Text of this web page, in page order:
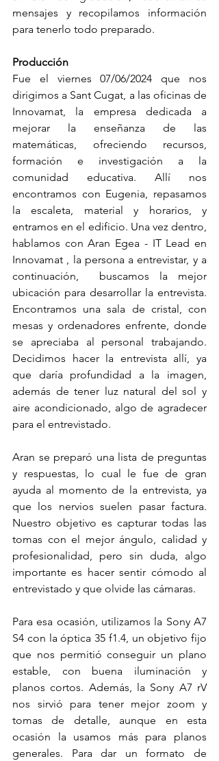
mensajes y recopilamos información
para tenerlo todo preparado.
Producción
Fue el viernes 07/06/2024 que nos
dirigimos a Sant Cugat, a las oficinas de
Innovamat, la empresa dedicada a
mejorar la enseñanza de las
matemáticas, ofreciendo recursos,
formación e investigación a la
comunidad educativa. Allí nos
encontramos con Eugenia, repasamos
la escaleta, material y horarios, y
entramos en el edificio. Una vez dentro,
hablamos con Aran Egea - IT Lead en
Innovamat , la persona a entrevistar, y a
continuación,  buscamos la mejor
ubicación para desarrollar la entrevista.
Encontramos una sala de cristal, con
mesas y ordenadores enfrente, donde
se apreciaba al personal trabajando.
Decidimos hacer la entrevista allí, ya
que daría profundidad a la imagen,
además de tener luz natural del sol y
aire acondicionado, algo de agradecer
para el entrevistado.
Aran se preparó una lista de preguntas
y respuestas, lo cual le fue de gran
ayuda al momento de la entrevista, ya
que los nervios suelen pasar factura.
Nuestro objetivo es capturar todas las
tomas con el mejor ángulo, calidad y
profesionalidad, pero sin duda, algo
importante es hacer sentir cómodo al
entrevistado y que olvide las cámaras.
Para esa ocasión, utilizamos la Sony A7
S4 con la óptica 35 f1.4, un objetivo fijo
que nos permitió conseguir un plano
estable, con buena iluminación y
planos cortos. Además, la Sony A7 rV
nos sirvió para tener mejor zoom y
tomas de detalle, aunque en esta
ocasión la usamos más para planos
generales. Para dar un formato de